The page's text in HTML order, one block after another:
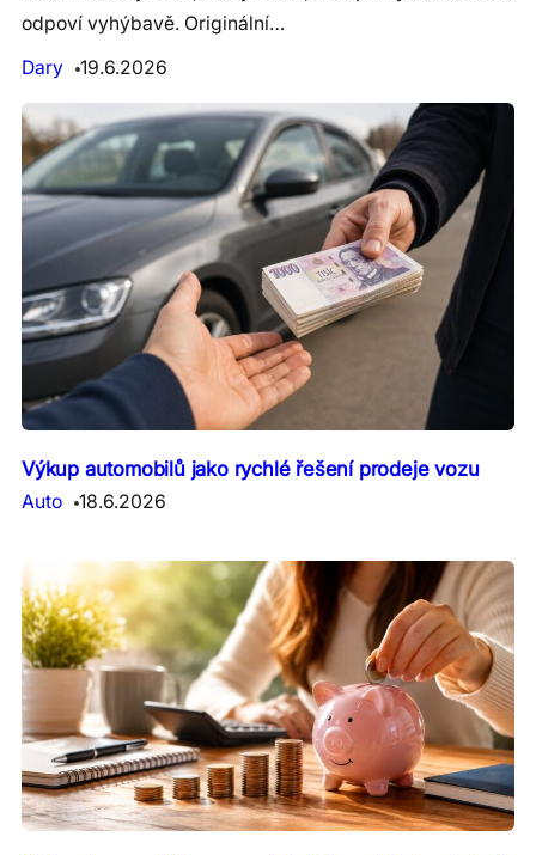
odpoví vyhýbavě. Originální…
Dary
19.6.2026
Výkup automobilů jako rychlé řešení prodeje vozu
Auto 18.6.2026